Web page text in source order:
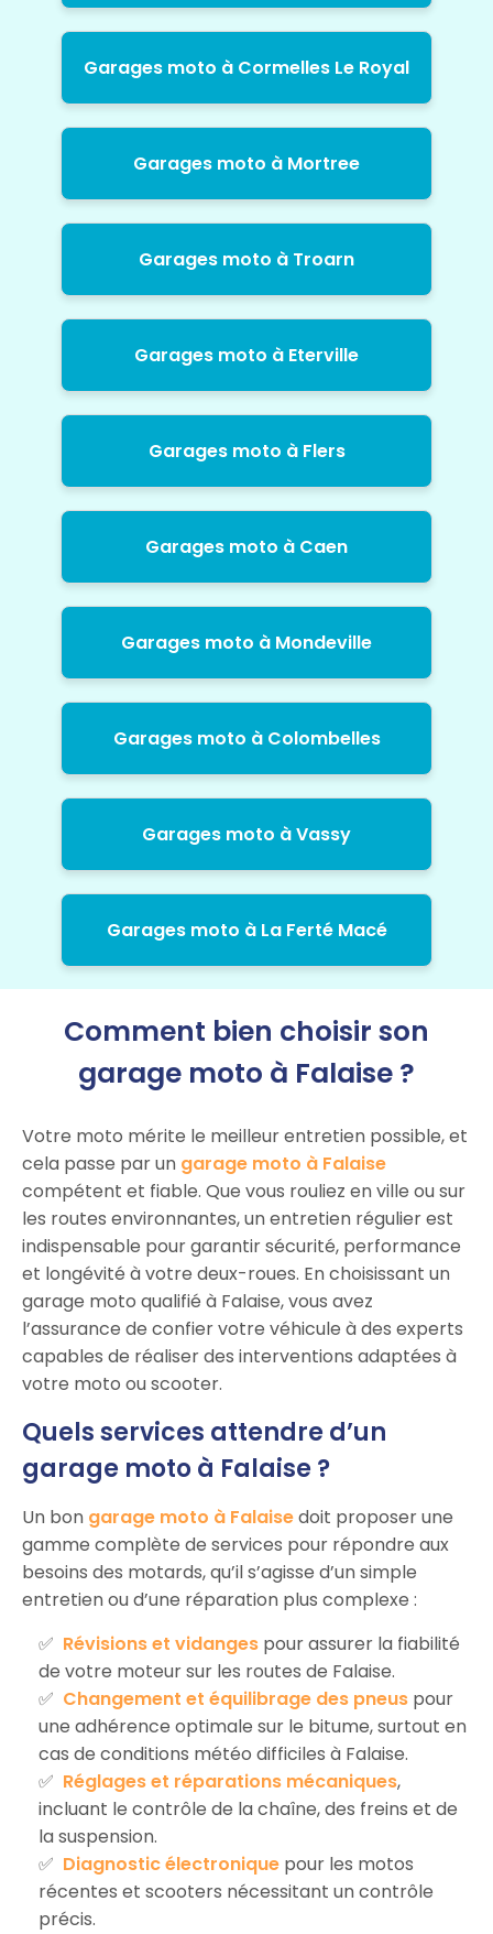
Garages moto à Cormelles Le Royal
Garages moto à Mortree
Garages moto à Troarn
Garages moto à Eterville
Garages moto à Flers
Garages moto à Caen
Garages moto à Mondeville
Garages moto à Colombelles
Garages moto à Vassy
Garages moto à La Ferté Macé
Comment bien choisir son
garage moto à Falaise ?
Votre moto mérite le meilleur entretien possible, et
cela passe par un garage moto à Falaise
compétent et fiable. Que vous rouliez en ville ou sur
les routes environnantes, un entretien régulier est
indispensable pour garantir sécurité, performance
et longévité à votre deux-roues. En choisissant un
garage moto qualifié à Falaise, vous avez
l’assurance de confier votre véhicule à des experts
capables de réaliser des interventions adaptées à
votre moto ou scooter.
Quels services attendre d’un
garage moto à Falaise ?
Un bon garage moto à Falaisedoit proposer une
gamme complète de services pour répondre aux
besoins des motards, qu’il s’agisse d’un simple
entretien ou d’une réparation plus complexe :
Révisions et vidanges pour assurer la fiabilité
de votre moteur sur les routes de Falaise.
Changement et équilibrage des pneus pour
une adhérence optimale sur le bitume, surtout en
cas de conditions météo difficiles à Falaise.
Réglages et réparations mécaniques,
incluant le contrôle de la chaîne, des freins et de
la suspension.
Diagnostic électronique pour les motos
récentes et scooters nécessitant un contrôle
précis.